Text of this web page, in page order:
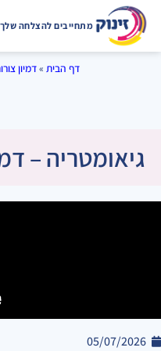
מתחייבים להצלחה שלך
דף הבית »דמיון
גיאומטריה –
05/07/2026